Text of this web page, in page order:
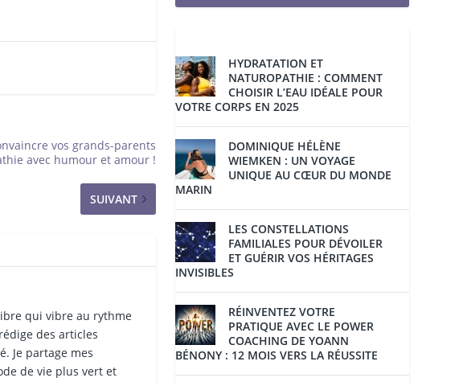
vos grands-parents
avec humour et amour !
SUIVANT
qui vibre au rythme
des articles
Je partage mes
de vie plus vert et
HYDRATATION ET
NATUROPATHIE : COMMENT
CHOISIR L’EAU IDÉALE POUR
VOTRE CORPS EN 2025
DOMINIQUE HÉLÈNE
WIEMKEN : UN VOYAGE
UNIQUE AU CŒUR DU MONDE
MARIN
LES CONSTELLATIONS
FAMILIALES POUR DÉVOILER
ET GUÉRIR VOS HÉRITAGES
INVISIBLES
RÉINVENTEZ VOTRE
PRATIQUE AVEC LE POWER
COACHING DE YOANN
BÉNONY : 12 MOIS VERS LA RÉUSSITE